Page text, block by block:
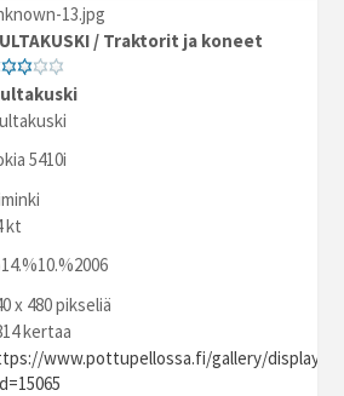
13.jpg
/ Traktorit ja koneet
5410i
kt
x 480 pikseliä
kertaa
www.pottupellossa.fi/gallery/